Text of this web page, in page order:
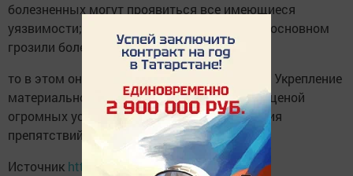
болезненных могут проявиться все имеющиеся
уязвимости; если на прошлой неделе вам в основном
грозили болезни вялотекущие,
то в этом они могут принять острую форму. Укрепление
материального положения возможно лишь ценой
огромных усилий и постоянного преодоления
препятствий.
Источник http://vedmochka.net